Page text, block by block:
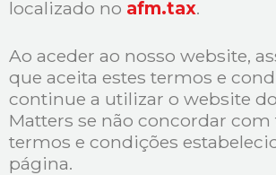
localizado no afm.tax.
Ao aceder ao nosso website,
que aceita estes termos e
continue a utilizar o website
Matters se não concordar com
termos e condições
página.